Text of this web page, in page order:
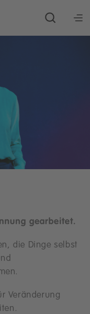
gearbeitet.
die Dinge selbst
Veränderung